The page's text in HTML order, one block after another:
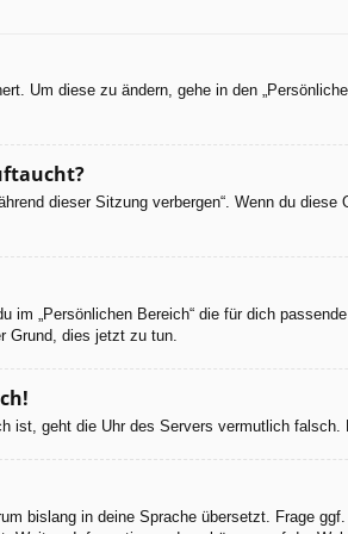
Um diese zu ändern, gehe in den
dieser Sitzung verbergen“. Wenn du
„Persönlichen Bereich“ die für dich
Grund, dies jetzt zu tun.
geht die Uhr des Servers vermutlich
bislang in deine Sprache übersetzt. Frage